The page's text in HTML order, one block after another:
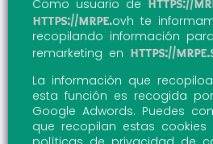
Como usuario de
https://mrpe.ovh te
recopilando información
remarketing en https://
La información que
esta función es recogida
Google Adwords. Puedes
que recopilan estas cookies